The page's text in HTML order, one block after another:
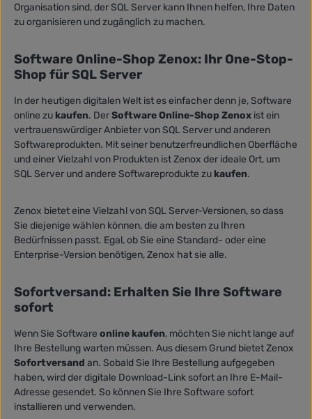
Organisation sind, der SQL Server kann Ihnen helfen, Ihre Daten
zu organisieren und zugänglich zu machen.
Software Online-Shop Zenox: Ihr One-Stop-
Shop für SQL Server
In der heutigen digitalen Welt ist es einfacher denn je, Software
online zu kaufen. DerSoftware Online-Shop Zenox ist ein
vertrauenswürdiger Anbieter von SQL Server und anderen
Softwareprodukten. Mit seiner benutzerfreundlichen Oberfläche
und einer Vielzahl von Produkten ist Zenox der ideale Ort, um
SQL Server und andere Softwareprodukte zu kaufen.
Zenox bietet eine Vielzahl von SQL Server-Versionen, so dass
Sie diejenige wählen können, die am besten zu Ihren
Bedürfnissen passt. Egal, ob Sie eine Standard- oder eine
Enterprise-Version benötigen, Zenox hat sie alle.
Sofortversand: Erhalten Sie Ihre Software
sofort
Wenn Sie Software online kaufen, möchten Sie nicht lange auf
Ihre Bestellung warten müssen. Aus diesem Grund bietet Zenox
Sofortversand an. Sobald Sie Ihre Bestellung aufgegeben
haben, wird der digitale Download-Link sofort an Ihre E-Mail-
Adresse gesendet. So können Sie Ihre Software sofort
installieren und verwenden.